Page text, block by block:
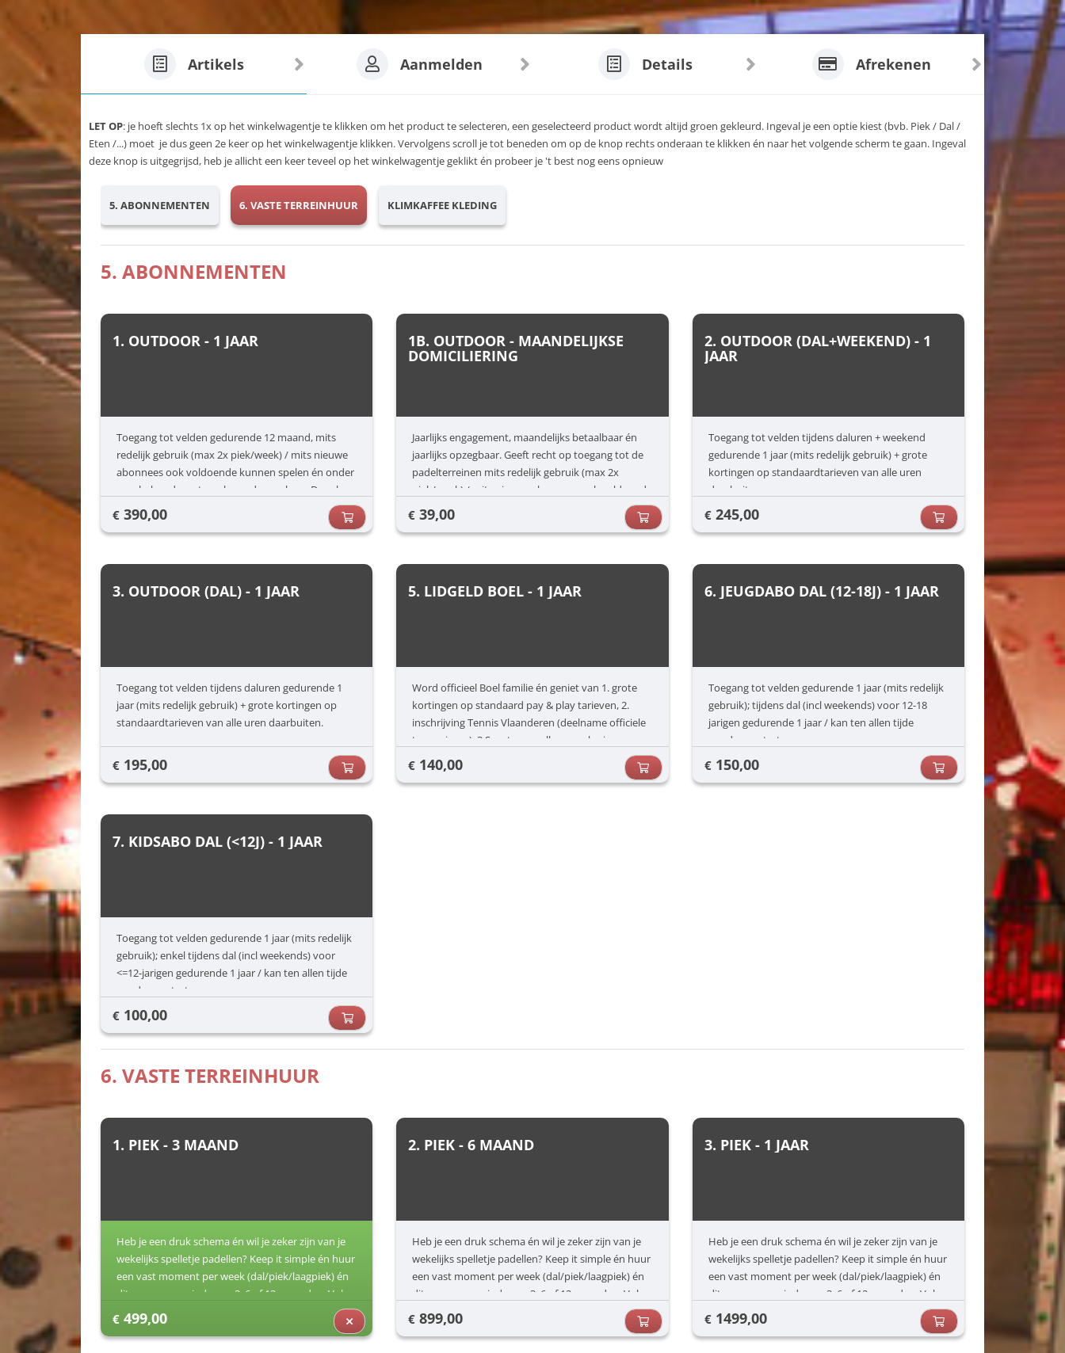
Artikels Aanmelden Details Afrekenen
LET OP: je hoeft slechts 1x op het winkelwagentje te klikken om het product te selecteren, een geselecteerd product wordt altijd groen gekleurd. Ingeval je een optie kiest (bvb. Piek / Dal /
Eten /...) moet je dus geen 2e keer op het winkelwagentje klikken. Vervolgens scroll je tot beneden om op de knop rechts onderaan te klikken én naar het volgende scherm te gaan. Ingeval
deze knop is uitgegrijsd, heb je allicht een keer teveel op het winkelwagentje geklikt én probeer je 't best nog eens opnieuw
5. ABONNEMENTEN 6. VASTE TERREINHUUR KLIMKAFFEE KLEDING
5. ABONNEMENTEN
1. OUTDOOR - 1 JAAR
Toegang tot velden gedurende 12 maand, mits
redelijk gebruik (max 2x piek/week) / mits nieuwe
abonnees ook voldoende kunnen spelen én onder
voorbehoud van terugkerende no-show. Deze kan
ten allen tijde worden gestart
€ 390,00
1B. OUTDOOR - MAANDELIJKSE
DOMICILIERING
Jaarlijks engagement, maandelijks betaalbaar én
jaarlijks opzegbaar. Geeft recht op toegang tot de
padelterreinen mits redelijk gebruik (max 2x
piek/week) / mits nieuwe abonnees ook voldoende
kunnen spelen én onder voorbehoud van
terugkerende no-show. Deze kan ten allen tijde
€ 39,00
2. OUTDOOR (DAL+WEEKEND) - 1
JAAR
Toegang tot velden tijdens daluren + weekend
gedurende 1 jaar (mits redelijk gebruik) + grote
kortingen op standaardtarieven van alle uren
daarbuiten.
€ 245,00
3. OUTDOOR (DAL) - 1 JAAR
Toegang tot velden tijdens daluren gedurende 1
jaar (mits redelijk gebruik) + grote kortingen op
standaardtarieven van alle uren daarbuiten.
€ 195,00
5. LIDGELD BOEL - 1 JAAR
Word officieel Boel familie én geniet van 1. grote
kortingen op standaard pay & play tarieven, 2.
inschrijving Tennis Vlaanderen (deelname officiele
tornooien,...), 3 Sportongevallenverzekering,
€ 140,00
6. JEUGDABO DAL (12-18J) - 1 JAAR
Toegang tot velden gedurende 1 jaar (mits redelijk
gebruik); tijdens dal (incl weekends) voor 12-18
jarigen gedurende 1 jaar / kan ten allen tijde
worden gestart
€ 150,00
7. KIDSABO DAL (<12J) - 1 JAAR
Toegang tot velden gedurende 1 jaar (mits redelijk
gebruik); enkel tijdens dal (incl weekends) voor
<=12-jarigen gedurende 1 jaar / kan ten allen tijde
worden gestart
€ 100,00
6. VASTE TERREINHUUR
1. PIEK - 3 MAAND
Heb je een druk schema én wil je zeker zijn van je
wekelijks spelletje padellen? Keep it simple én huur
een vast moment per week (dal/piek/laagpiek) én
dit voor een periode van 3, 6 of 12 maanden. Vul
jouw voorkeuren in (dag/uur) en dan zorgen wij
voor de rest.
€ 499,00
2. PIEK - 6 MAAND
Heb je een druk schema én wil je zeker zijn van je
wekelijks spelletje padellen? Keep it simple én huur
een vast moment per week (dal/piek/laagpiek) én
dit voor een periode van 3, 6 of 12 maanden. Vul
jouw voorkeuren in (dag/uur) en dan zorgen wij
voor de rest.
€ 899,00
3. PIEK - 1 JAAR
Heb je een druk schema én wil je zeker zijn van je
wekelijks spelletje padellen? Keep it simple én huur
een vast moment per week (dal/piek/laagpiek) én
dit voor een periode van 3, 6 of 12 maanden. Vul
jouw voorkeuren in (dag/uur) en dan zorgen wij
voor de rest.
€ 1499,00